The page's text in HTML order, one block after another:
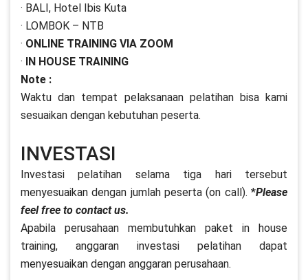
· BALI, Hotel Ibis Kuta
· LOMBOK – NTB
· ONLINE TRAINING VIA ZOOM
· IN HOUSE TRAINING
Note :
Waktu dan tempat pelaksanaan pelatihan bisa kami
sesuaikan dengan kebutuhan peserta.
INVESTASI
Investasi pelatihan selama tiga hari tersebut
menyesuaikan dengan jumlah peserta (on call). *Please
feel free to contact us.
Apabila perusahaan membutuhkan paket in house
training, anggaran investasi pelatihan dapat
menyesuaikan dengan anggaran perusahaan.